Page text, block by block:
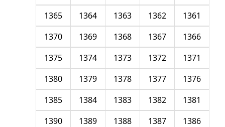
1361
1362
1363
1364
1365
1366
1367
1368
1369
1370
1371
1372
1373
1374
1375
1376
1377
1378
1379
1380
1381
1382
1383
1384
1385
1386
1387
1388
1389
1390